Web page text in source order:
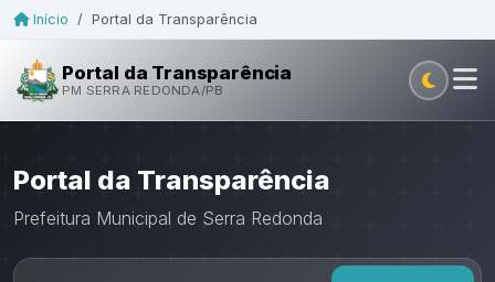
Início / Portal da Transparência
Portal da Transparência
PM SERRA REDONDA/PB
Portal da Transparência
Prefeitura Municipal de Serra Redonda